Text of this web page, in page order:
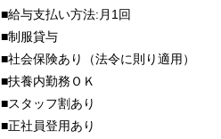
■給与支払い方法:月1回
■制服貸与
■社会保険あり（法令に則り適用）
■扶養内勤務ＯＫ
■スタッフ割あり
■正社員登用あり